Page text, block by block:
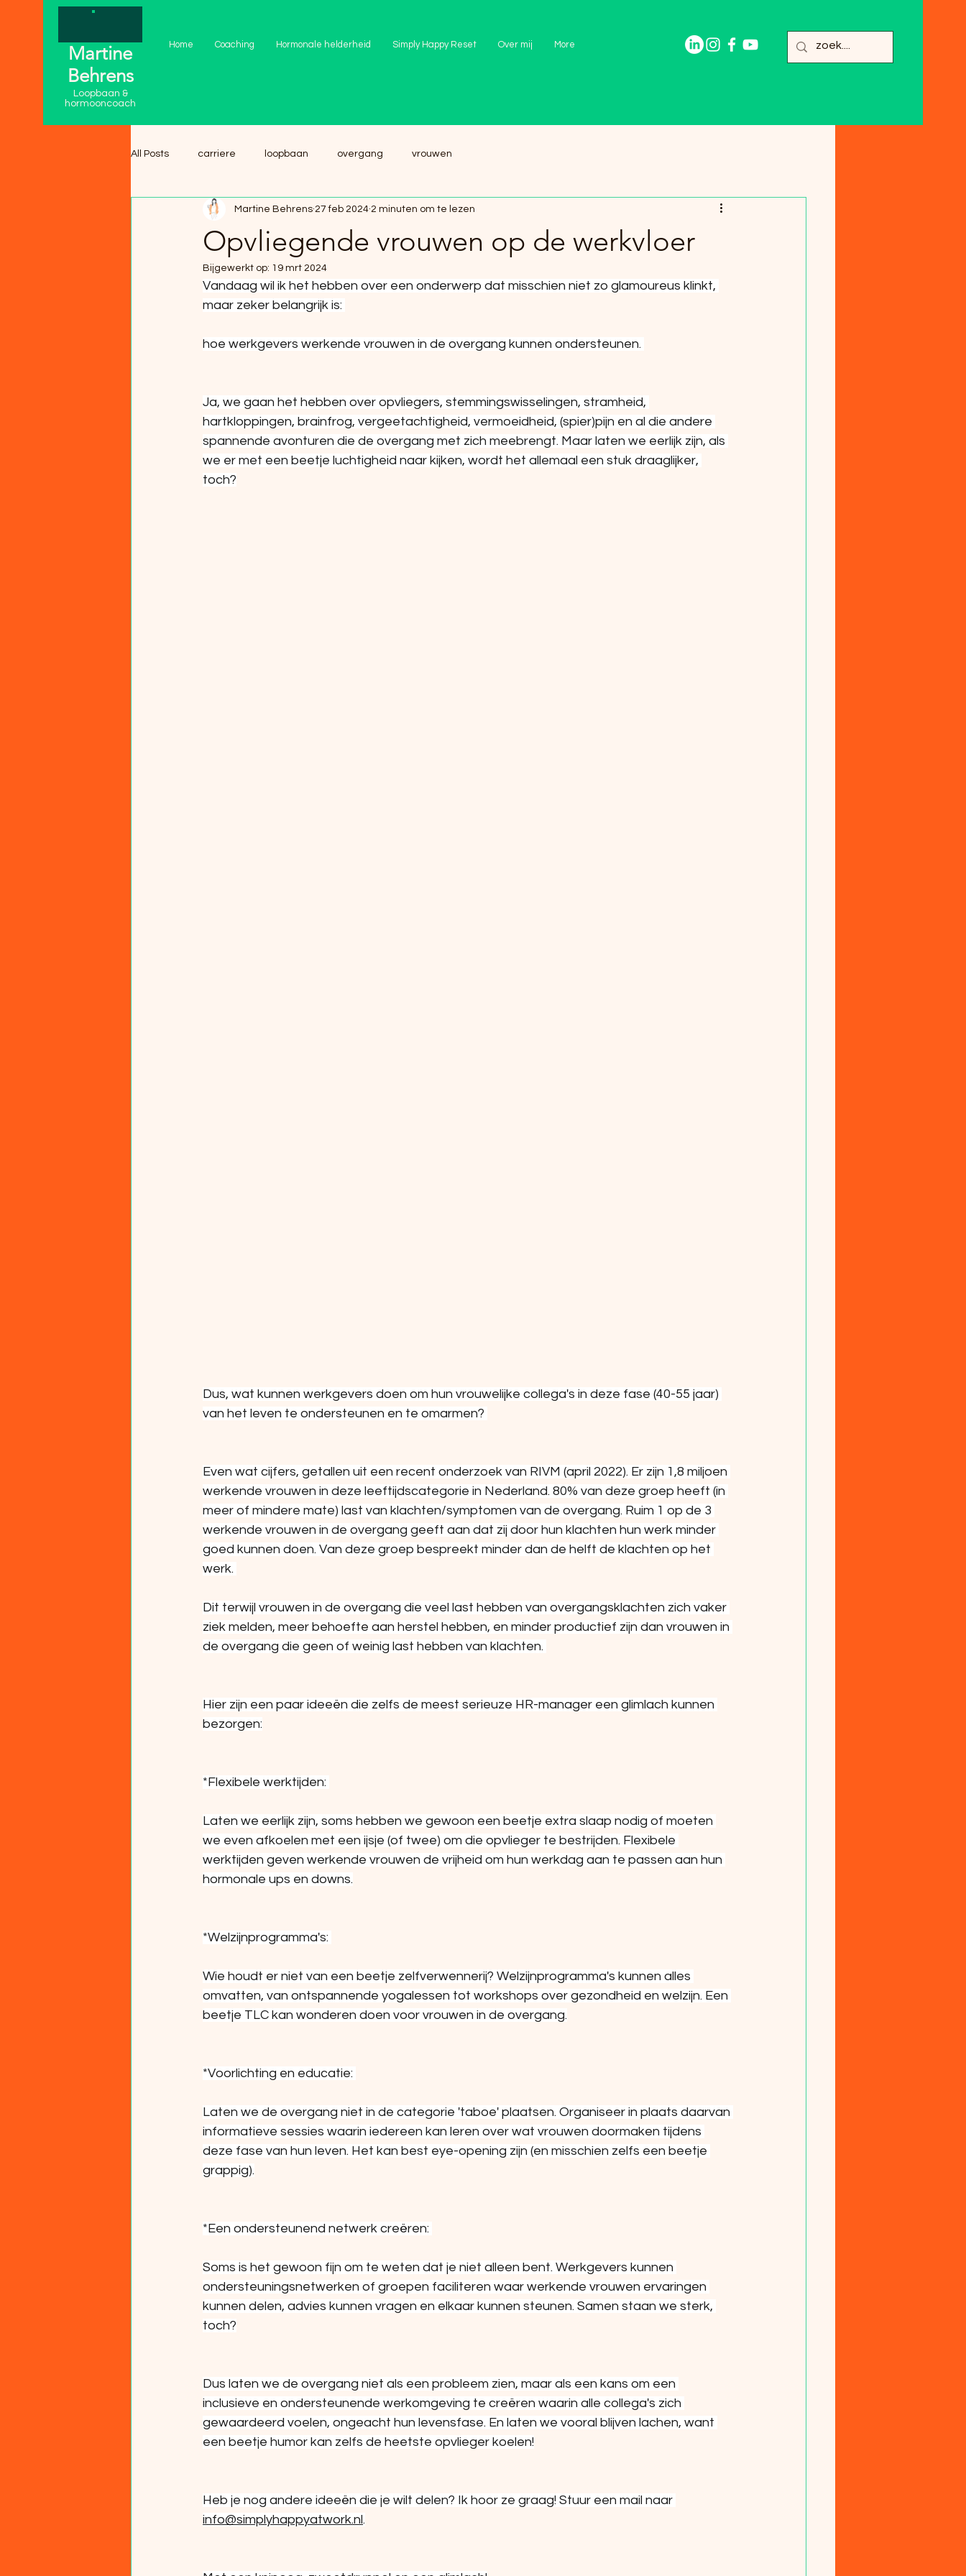
Martine
Behrens
Loopbaan &
hormooncoach
Home Coaching Hormonale helderheid Simply Happy Reset Over mij More
All Posts carriere loopbaan overgang vrouwen
Opvliegende vrouwen op de werkvloer
Martine Behrens 27 feb 2024 2 minuten om te lezen
Bijgewerkt op: 19 mrt 2024
Vandaag wil ik het hebben over een onderwerp dat misschien niet zo glamoureus klinkt,
maar zeker belangrijk is:
hoe werkgevers werkende vrouwen in de overgang kunnen ondersteunen.
Ja, we gaan het hebben over opvliegers, stemmingswisselingen, stramheid,
hartkloppingen, brainfrog, vergeetachtigheid, vermoeidheid, (spier)pijn en al die andere
spannende avonturen die de overgang met zich meebrengt. Maar laten we eerlijk zijn, als
we er met een beetje luchtigheid naar kijken, wordt het allemaal een stuk draaglijker,
toch?
Dus, wat kunnen werkgevers doen om hun vrouwelijke collega's in deze fase (40-55 jaar)
van het leven te ondersteunen en te omarmen?
Even wat cijfers, getallen uit een recent onderzoek van RIVM (april 2022). Er zijn 1,8 miljoen
werkende vrouwen in deze leeftijdscategorie in Nederland. 80% van deze groep heeft (in
meer of mindere mate) last van klachten/symptomen van de overgang. Ruim 1 op de 3
werkende vrouwen in de overgang geeft aan dat zij door hun klachten hun werk minder
goed kunnen doen. Van deze groep bespreekt minder dan de helft de klachten op het
werk.
Dit terwijl vrouwen in de overgang die veel last hebben van overgangsklachten zich vaker
ziek melden, meer behoefte aan herstel hebben, en minder productief zijn dan vrouwen in
de overgang die geen of weinig last hebben van klachten.
Hier zijn een paar ideeën die zelfs de meest serieuze HR-manager een glimlach kunnen
bezorgen:
*Flexibele werktijden:
Laten we eerlijk zijn, soms hebben we gewoon een beetje extra slaap nodig of moeten
we even afkoelen met een ijsje (of twee) om die opvlieger te bestrijden. Flexibele
werktijden geven werkende vrouwen de vrijheid om hun werkdag aan te passen aan hun
hormonale ups en downs.
*Welzijnprogramma's:
Wie houdt er niet van een beetje zelfverwennerij? Welzijnprogramma's kunnen alles
omvatten, van ontspannende yogalessen tot workshops over gezondheid en welzijn. Een
beetje TLC kan wonderen doen voor vrouwen in de overgang.
*Voorlichting en educatie:
Laten we de overgang niet in de categorie 'taboe' plaatsen. Organiseer in plaats daarvan
informatieve sessies waarin iedereen kan leren over wat vrouwen doormaken tijdens
deze fase van hun leven. Het kan best eye-opening zijn (en misschien zelfs een beetje
grappig).
*Een ondersteunend netwerk creëren:
Soms is het gewoon fijn om te weten dat je niet alleen bent. Werkgevers kunnen
ondersteuningsnetwerken of groepen faciliteren waar werkende vrouwen ervaringen
kunnen delen, advies kunnen vragen en elkaar kunnen steunen. Samen staan we sterk,
toch?
Dus laten we de overgang niet als een probleem zien, maar als een kans om een
inclusieve en ondersteunende werkomgeving te creëren waarin alle collega's zich
gewaardeerd voelen, ongeacht hun levensfase. En laten we vooral blijven lachen, want
een beetje humor kan zelfs de heetste opvlieger koelen!
Heb je nog andere ideeën die je wilt delen? Ik hoor ze graag! Stuur een mail naar
info@simplyhappyatwork.nl.